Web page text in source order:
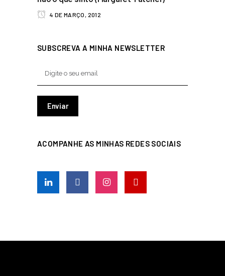
4 DE MARÇO, 2012
SUBSCREVA A MINHA NEWSLETTER
ACOMPANHE AS MINHAS REDES SOCIAIS